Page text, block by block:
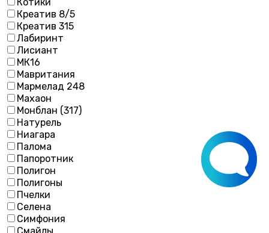
Креатив 8/5
Креатив 315
Лабиринт
Лисиант
МК16
Мавритания
Мармелад 248
Махаон
Монблан (317)
Натурель
Ниагара
Палома
Папоротник
Полигон
Полигоны
Пчелки
Селена
Симфония